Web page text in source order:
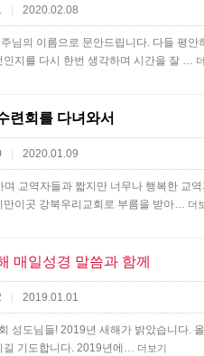
| 2020.02.08
님의 이름으로 문안드립니다. 다들 평
인지를 다시 한번 생각하며 시간을 잘 …
련회를 다녀와서
| 2020.01.09
교역자들과 짧지만 너무나 행복한 교
만이곳 강북우리교회로 부름을 받아…
더
매일성경 말씀과 함께
| 2019.01.01
성도님들! 2019년 새해가 밝았습니다.
길 기도합니다. 2019년에…
더보기